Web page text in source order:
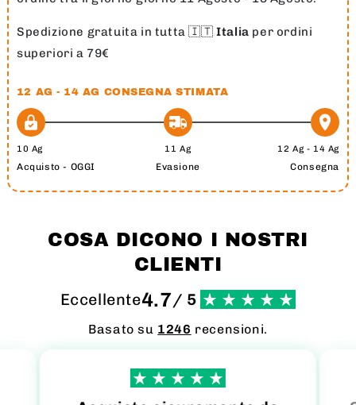
Spedizione gratuita in tutta 🇮🇹Italia per ordini
superiori a 79€
12 AG - 14 AG CONSEGNA STIMATA
10 Ag
Acquisto - OGGI
11 Ag
Evasione
12 Ag - 14 Ag
Consegna
COSA DICONO I NOSTRI
CLIENTI
Eccellente4.7 / 5
Basato su 1246 recensioni.